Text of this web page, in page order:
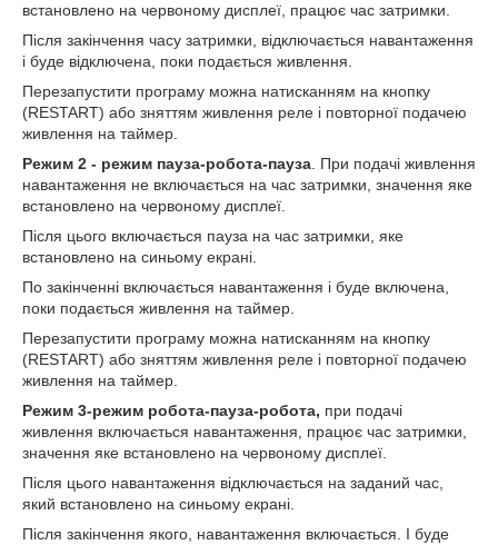
встановлено на червоному дисплеї, працює час затримки.
Після закінчення часу затримки, відключається навантаження
і буде відключена, поки подається живлення.
Перезапустити програму можна натисканням на кнопку
(RESTART) або зняттям живлення реле і повторної подачею
живлення на таймер.
Режим 2 - режим пауза-робота-пауза . При подачі живлення
навантаження не включається на час затримки, значення яке
встановлено на червоному дисплеї.
Після цього включається пауза на час затримки, яке
встановлено на синьому екрані.
По закінченні включається навантаження і буде включена,
поки подається живлення на таймер.
Перезапустити програму можна натисканням на кнопку
(RESTART) або зняттям живлення реле і повторної подачею
живлення на таймер.
Режим 3-режим робота-пауза-робота, при подачі
живлення включається навантаження, працює час затримки,
значення яке встановлено на червоному дисплеї.
Після цього навантаження відключається на заданий час,
який встановлено на синьому екрані.
Після закінчення якого, навантаження включається. І буде